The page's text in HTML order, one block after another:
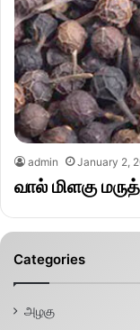
admin January 2,
வால் மிளகு
Categories
அழகு